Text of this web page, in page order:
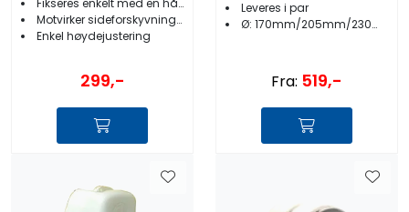
Motvirker sideforskyvning av fenderne
Enkel høydejustering
299,-
Leveres i par
Ø: 170mm/205mm/230mm/265mm
Fra: 519,-